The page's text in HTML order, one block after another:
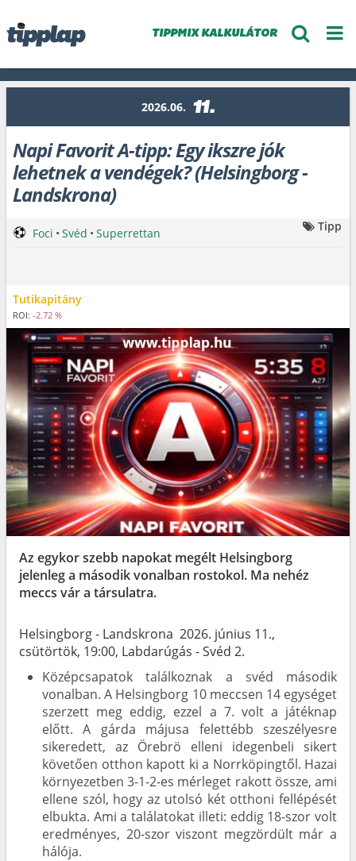
TIPPMIX KALKULÁTOR
2026.06. 11.
Napi Favorit A-tipp: Egy ikszre jók
lehetnek a vendégek? (Helsingborg -
Landskrona)
Tutikapitány
ROI: -2.72 %
Foci • Svéd • Superrettan Tipp
Az egykor szebb napokat megélt Helsingborg
jelenleg a második vonalban rostokol. Ma nehéz
meccs vár a társulatra.
Helsingborg - Landskrona 2026. június 11.,
csütörtök, 19:00, Labdarúgás - Svéd 2.
Középcsapatok találkoznak a svéd második
vonalban. A Helsingborg 10 meccsen 14 egységet
szerzett meg eddig, ezzel a 7. volt a játéknap
előtt. A gárda májusa felettébb szeszélyesre
sikeredett, az Örebrö elleni idegenbeli sikert
követően otthon kapott ki a Norrköpingtől. Hazai
környezetben 3-1-2-es mérleget rakott össze, ami
ellene szól, hogy az utolsó két otthoni fellépését
elbukta. Ami a találatokat illeti: eddig 18-szor volt
eredményes, 20-szor viszont megzördült már a
hálója.